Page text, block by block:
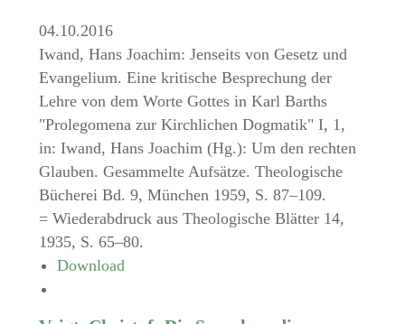
04.10.2016
Iwand, Hans Joachim: Jenseits von Gesetz und
Evangelium. Eine kritische Besprechung der
Lehre von dem Worte Gottes in Karl Barths
"Prolegomena zur Kirchlichen Dogmatik" I, 1,
in: Iwand, Hans Joachim (Hg.): Um den rechten
Glauben. Gesammelte Aufsätze. Theologische
Bücherei Bd. 9, München 1959, S. 87–109.
= Wiederabdruck aus Theologische Blätter 14,
1935, S. 65–80.
Download